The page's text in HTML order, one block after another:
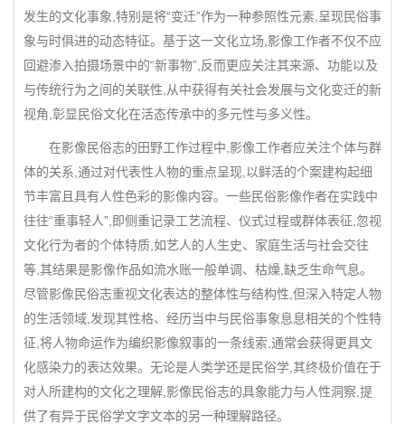
发生的文化事象,特别是将“变迁”作为一种参照性元素,呈现民俗事
象与时俱进的动态特征。基于这一文化立场,影像工作者不仅不应
回避渗入拍摄场景中的“新事物”,反而更应关注其来源、功能以及
与传统行为之间的关联性,从中获得有关社会发展与文化变迁的新
视角,彰显民俗文化在活态传承中的多元性与多义性。
在影像民俗志的田野工作过程中,影像工作者应关注个体与群
体的关系,通过对代表性人物的重点呈现,以鲜活的个案建构起细
节丰富且具有人性色彩的影像内容。一些民俗影像作者在实践中
往往“重事轻人”,即侧重记录工艺流程、仪式过程或群体表征,忽视
文化行为者的个体特质,如艺人的人生史、家庭生活与社会交往
等,其结果是影像作品如流水账一般单调、枯燥,缺乏生命气息。
尽管影像民俗志重视文化表达的整体性与结构性,但深入特定人物
的生活领域,发现其性格、经历当中与民俗事象息息相关的个性特
征,将人物命运作为编织影像叙事的一条线索,通常会获得更具文
化感染力的表达效果。无论是人类学还是民俗学,其终极价值在于
对人所建构的文化之理解,影像民俗志的具象能力与人性洞察,提
供了有异于民俗学文字文本的另一种理解路径。